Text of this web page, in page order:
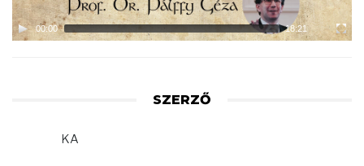
00:00 18:21
SZERZŐ
KA